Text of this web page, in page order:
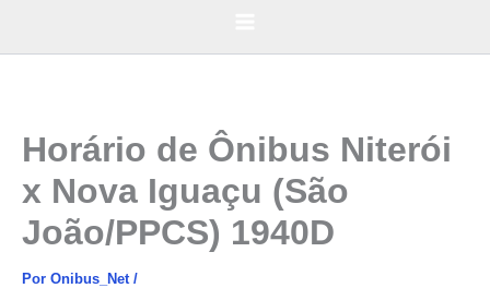
Horário de Ônibus Niterói
x Nova Iguaçu (São
João/PPCS) 1940D
Por Onibus_Net /